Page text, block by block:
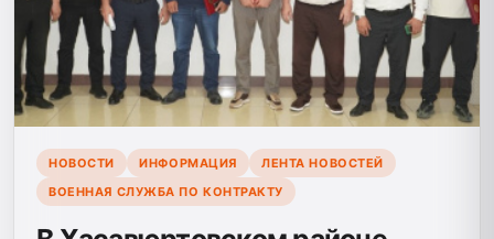
НОВОСТИ ИНФОРМАЦИЯ
ЛЕНТА НОВОСТЕЙ
ВОЕННАЯ СЛУЖБА ПО КОНТРАКТУ